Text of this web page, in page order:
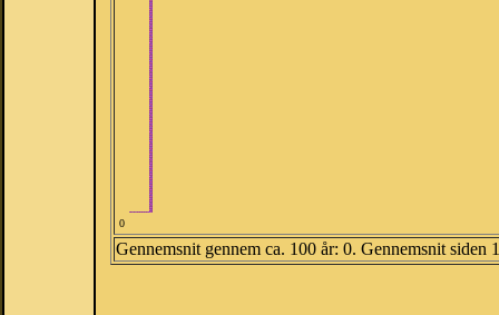
0
Gennemsnit gennem ca. 100 år: 0. Gennemsnit siden